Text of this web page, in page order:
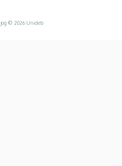
jog © 2026 Unideb